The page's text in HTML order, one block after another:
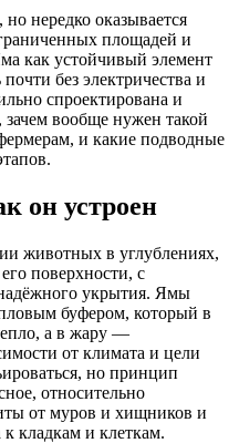
нередко оказывается
площадей и
как устойчивый элемент
без электричества и
спроектирована и
зачем вообще нужен такой
и какие подводные
он устроен
животных в углублениях,
поверхности, с
укрытия. Ямы
буфером, который в
а в жару —
от климата и цели
но принцип
относительно
от муров и хищников и
кладкам и клеткам.